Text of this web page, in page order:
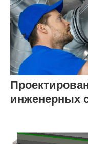
инженерных